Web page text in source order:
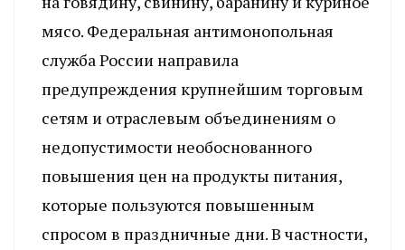
мясо. Федеральная антимонопольная
служба России направила
предупреждения крупнейшим торговым
сетям и отраслевым объединениям о
недопустимости необоснованного
повышения цен на продукты питания,
которые пользуются повышенным
спросом в праздничные дни. В частности,